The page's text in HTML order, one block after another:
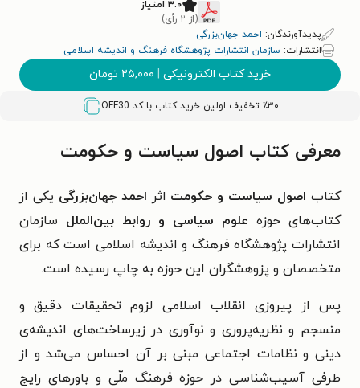
۳.۰ امتیاز
(از ۲ رأی)
پدیدآورندگان: احمد جهان‌بزرگی
انتشارات: سازمان انتشارات پژوهشگاه فرهنگ و اندیشه اسلامی
خرید کتاب الکترونیکی | ۲۵,۰۰۰ تومان
٪۳۰ تخفیف اولین خرید کتاب با کد OFF30
معرفی کتاب اصول سیاست و حکومت
کتاب اصول سیاست و حکومت اثر احمد جهان‌بزرگی یکی از
کتاب‌های حوزه علوم سیاسی و روابط بین‌الملل سازمان
انتشارات پژوهشگاه فرهنگ و اندیشه اسلامی است که برای
متخصصان و پزوهشگران این حوزه به چاپ رسیده است.
پس از پیروزی انقلاب اسلامی لزوم تحقیقات دقیق و
منسجم و نظریه‌پروری و نوآوری در زیرساخت‌های اندیشه‌ی
دینی و نظامات اجتماعی مبنی بر آن احساس می‌شد و از
طرفی آسیب‌شناسی در حوزه‌ فرهنگ ملّی و باورهای رایج